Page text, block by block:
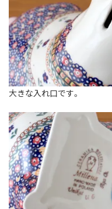
大きな入れ口です。